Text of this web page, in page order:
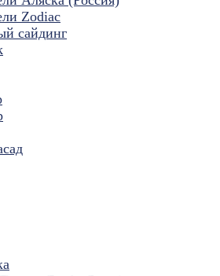
Zodiac
сайдинг